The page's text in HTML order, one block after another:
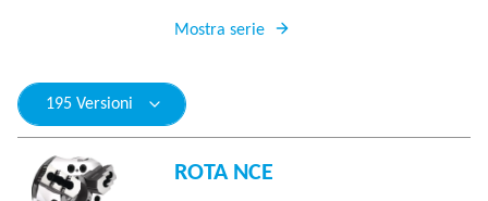
Mostra serie
195 Versioni
ROTA NCE